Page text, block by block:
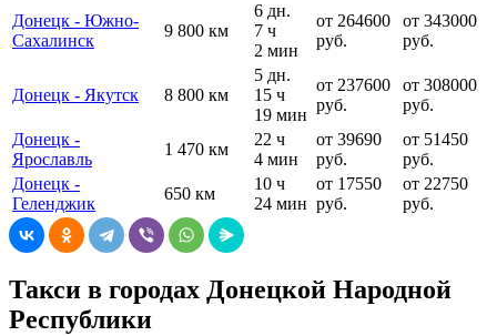
Донецк - Южно-
Сахалинск
9 800 км
6 дн.
7 ч
2 мин
от 264600
руб.
от 343000
руб.
Донецк - Якутск 8 800 км
5 дн.
15 ч
19 мин
от 237600
руб.
от 308000
руб.
Донецк -
Ярославль
1 470 км
22 ч
4 мин
от 39690
руб.
от 51450
руб.
Донецк -
Геленджик
650 км
10 ч
24 мин
от 17550
руб.
от 22750
руб.
Такси в городах Донецкой Народной
Республики